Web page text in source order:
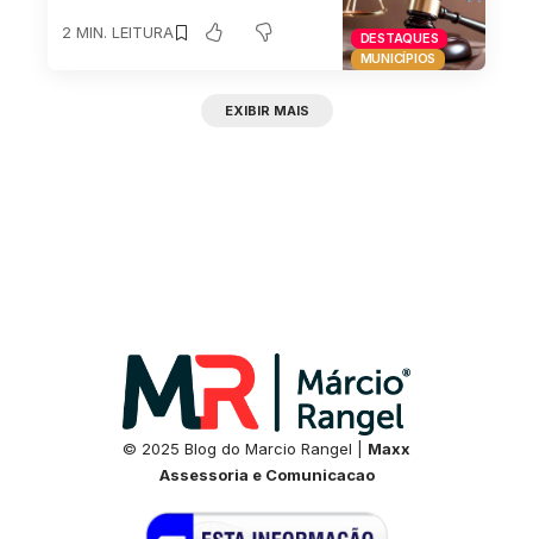
DESTAQUES
MUNICÍPIOS
2 MIN. LEITURA
EXIBIR MAIS
© 2025 Blog do Marcio Rangel | Maxx
Assessoria e Comunicacao